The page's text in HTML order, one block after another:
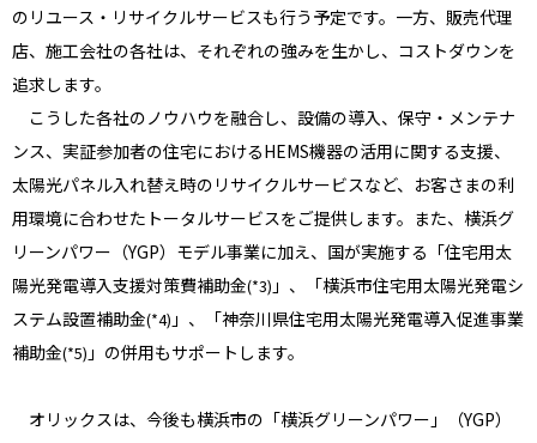
のリユース・リサイクルサービスも行う予定です。一方、販売代理
店、施工会社の各社は、それぞれの強みを生かし、コストダウンを
追求します。
こうした各社のノウハウを融合し、設備の導入、保守・メンテナ
ンス、実証参加者の住宅におけるHEMS機器の活用に関する支援、
太陽光パネル入れ替え時のリサイクルサービスなど、お客さまの利
用環境に合わせたトータルサービスをご提供します。また、横浜グ
リーンパワー（YGP）モデル事業に加え、国が実施する「住宅用太
陽光発電導入支援対策費補助金(*3) 」、「横浜市住宅用太陽光発電シ
ステム設置補助金(*4) 」、「神奈川県住宅用太陽光発電導入促進事業
補助金(*5) 」の併用もサポートします。
オリックスは、今後も横浜市の「横浜グリーンパワー」（YGP）